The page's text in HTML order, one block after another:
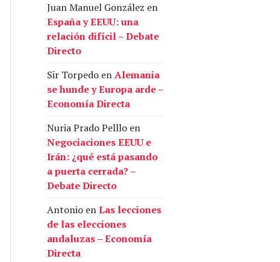
Juan Manuel González en
España y EEUU: una
relación difícil – Debate
Directo
Sir Torpedo enAlemania
se hunde y Europa arde –
Economía Directa
Nuria Prado Pelllo en
Negociaciones EEUU e
Irán: ¿qué está pasando
a puerta cerrada? –
Debate Directo
Antonio enLas lecciones
de las elecciones
andaluzas – Economía
Directa